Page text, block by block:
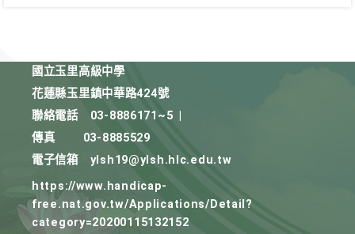
國立玉里高級中學
花蓮縣玉里鎮中華路424號
聯絡電話
03-8886171~5
傳真
03-8885529
電子信箱
ylsh19@ylsh.hlc.edu.tw
https://www.handicap-
free.nat.gov.tw/Applications/Detail?
category=20200115132152